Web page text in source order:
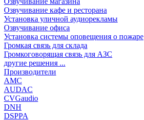
Озвучивание кафе и ресторана
Установка уличной аудиорекламы
Озвучивание офиса
Установка системы оповещения о пожаре
Громкая связь для склада
Громкоговорящая связь для АЗС
другие решения ...
Производители
AMC
AUDAC
CVGaudio
DNH
DSPPA